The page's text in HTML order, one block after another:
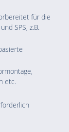
für die
SPS, z.B.
etc.